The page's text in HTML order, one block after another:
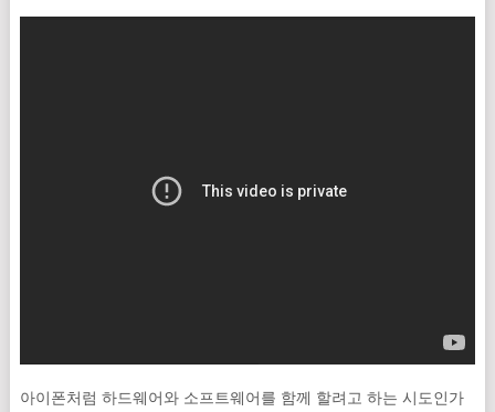
아이폰처럼 하드웨어와 소프트웨어를 함께 할려고 하는 시도인가